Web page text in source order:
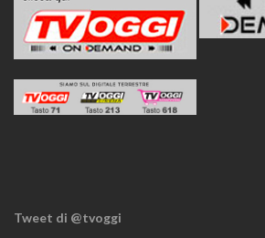
Tweet di @tvoggi